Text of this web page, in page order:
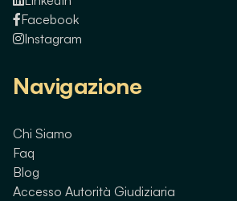
Facebook
Instagram
Navigazione
Chi Siamo
Faq
Blog
Accesso Autorità Giudiziaria